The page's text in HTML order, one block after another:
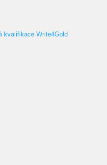
kvalifikace Write4Gold